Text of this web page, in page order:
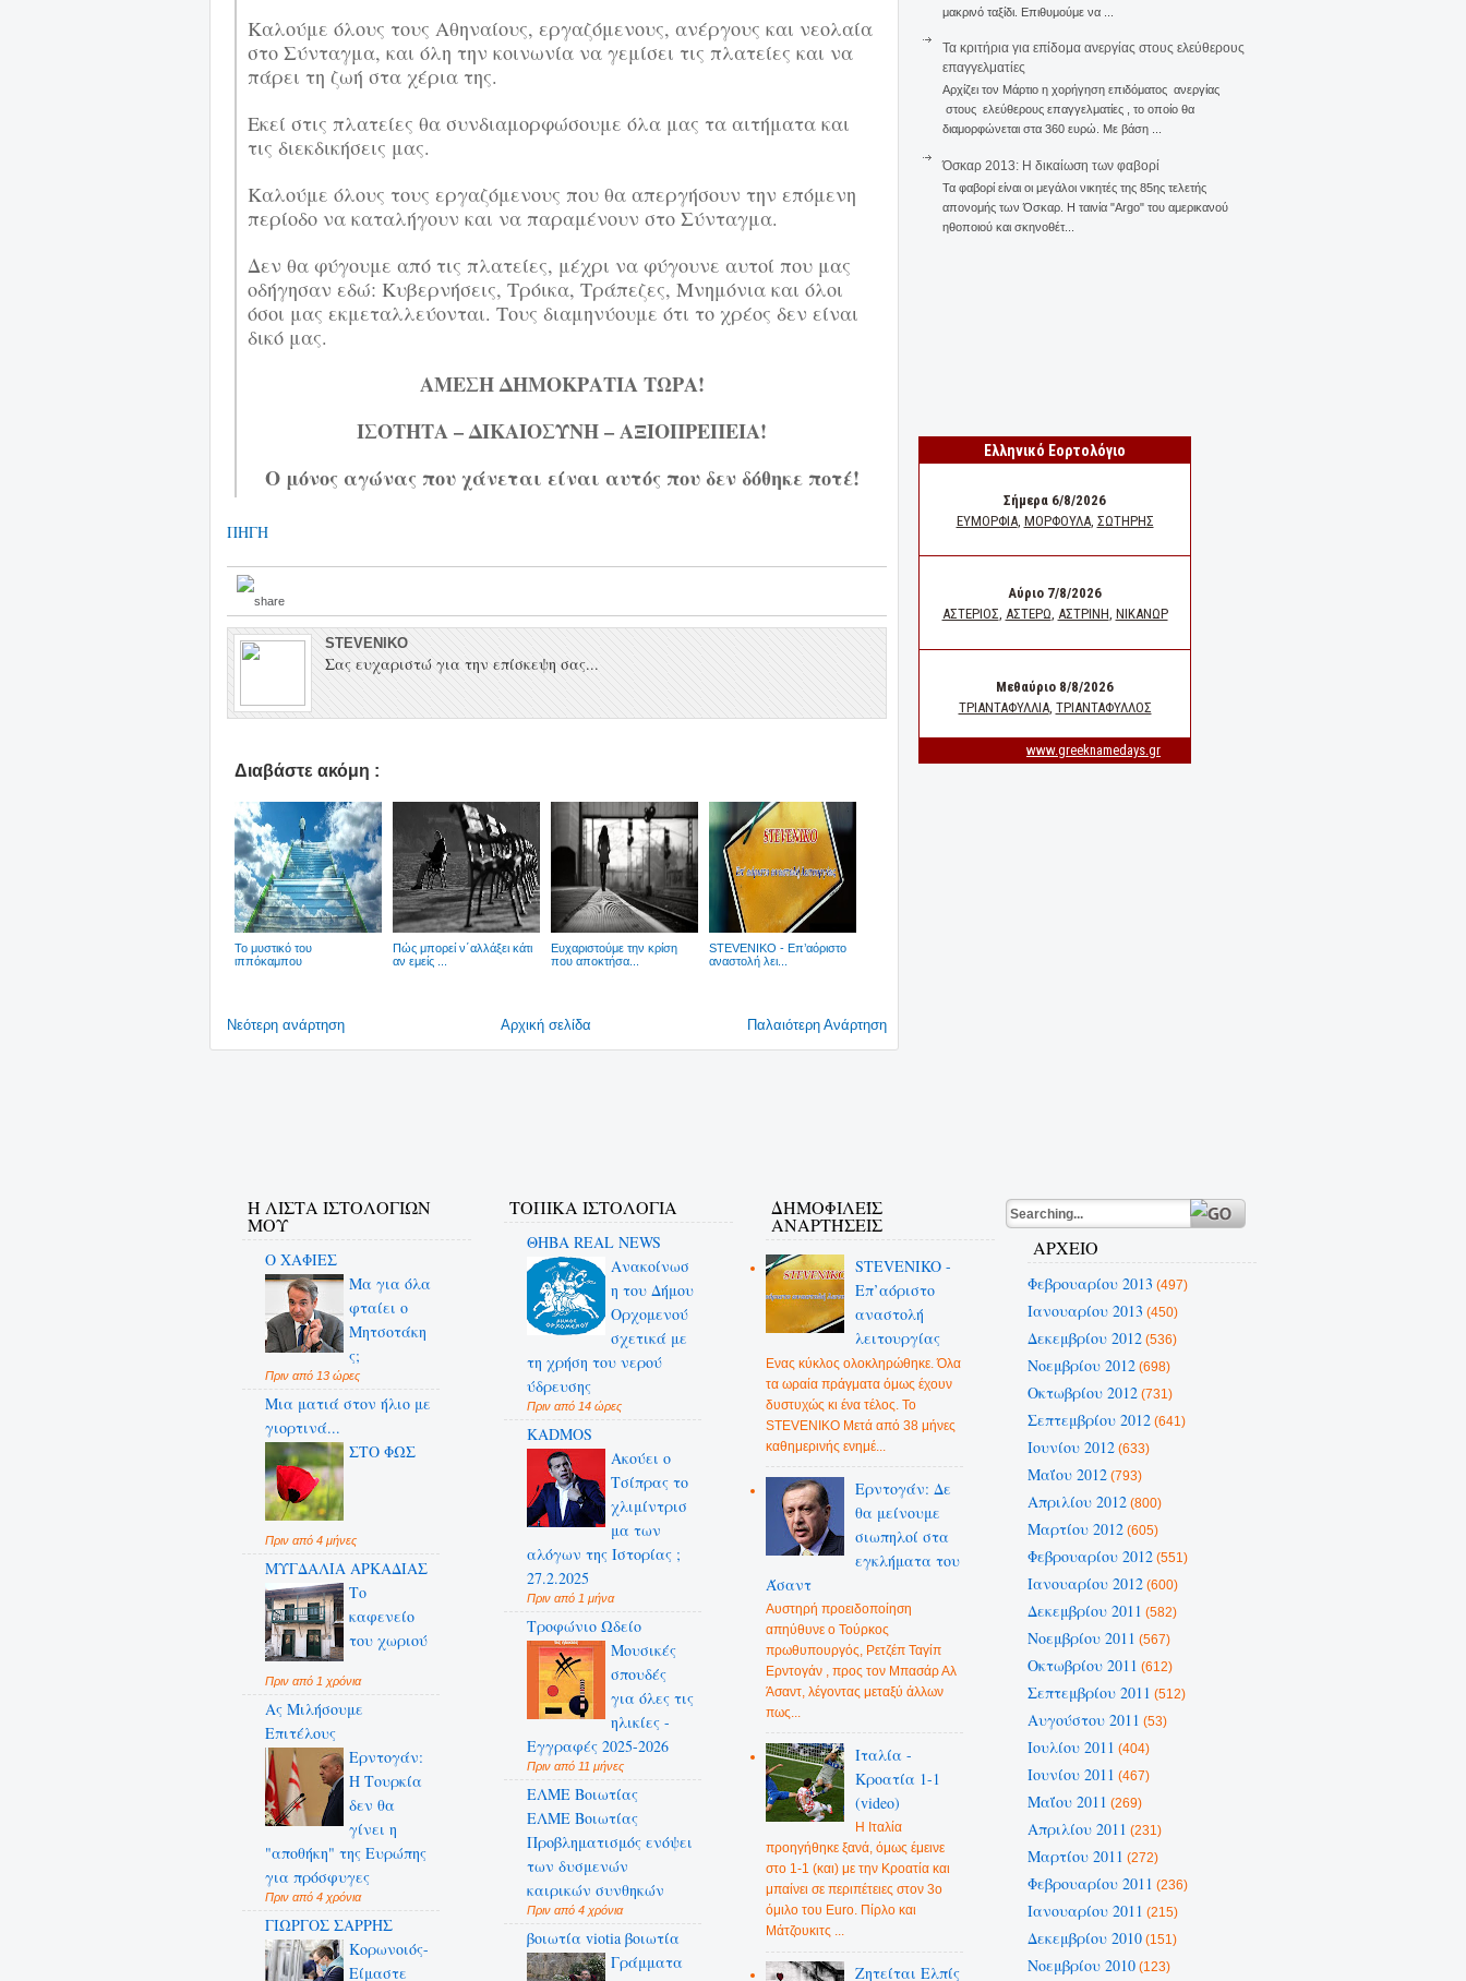
Καλούμε όλους τους Αθηναίους, εργαζόμενους, ανέργους και νεολαία
στο Σύνταγμα, και όλη την κοινωνία να γεμίσει τις πλατείες και να
πάρει τη ζωή στα χέρια της.
Εκεί στις πλατείες θα συνδιαμορφώσουμε όλα μας τα αιτήματα και
τις διεκδικήσεις μας.
Καλούμε όλους τους εργαζόμενους που θα απεργήσουν την επόμενη
περίοδο να καταλήγουν και να παραμένουν στο Σύνταγμα.
Δεν θα φύγουμε από τις πλατείες, μέχρι να φύγουνε αυτοί που μας
οδήγησαν εδώ: Κυβερνήσεις, Τρόικα, Τράπεζες, Μνημόνια και όλοι
όσοι μας εκμεταλλεύονται. Τους διαμηνύουμε ότι το χρέος δεν είναι
δικό μας.
ΑΜΕΣΗ ΔΗΜΟΚΡΑΤΙΑ ΤΩΡΑ!
ΙΣΟΤΗΤΑ – ΔΙΚΑΙΟΣΥΝΗ – ΑΞΙΟΠΡΕΠΕΙΑ!
Ο μόνος αγώνας που χάνεται είναι αυτός που δεν δόθηκε ποτέ!
ΠΗΓΗ
STEVENIKO
Σας ευχαριστώ για την επίσκεψη σας...
Διαβάστε ακόμη :
Το μυστικό του
ιππόκαμπου
Πώς μπορεί ν΄αλλάξει κάτι
αν εμείς ...
Ευχαριστούμε την κρίση
που αποκτήσα...
STEVENIKO - Επ’αόριστο
αναστολή λει...
Νεότερη ανάρτηση Παλαιότερη Ανάρτηση
Αρχική σελίδα
μακρινό ταξίδι. Επιθυμούμε να ...
Τα κριτήρια για επίδομα ανεργίας στους ελεύθερους
επαγγελματίες
Αρχίζει τον Μάρτιο η χορήγηση επιδόματος ανεργίας
στους ελεύθερους επαγγελματίες , το οποίο θα
διαμορφώνεται στα 360 ευρώ. Με βάση ...
Όσκαρ 2013: Η δικαίωση των φαβορί
Τα φαβορί είναι οι μεγάλοι νικητές της 85ης τελετής
απονομής των Όσκαρ. Η ταινία "Αrgo" του αμερικανού
ηθοποιού και σκηνοθέτ...
Η ΛΙΣΤΑ ΙΣΤΟΛΟΓΙΩΝ
ΜΟΥ
Ο ΧΑΦΙΕΣ
Μα για όλα
φταίει ο
Μητσοτάκη
ς;
Πριν από 13 ώρες
Μια ματιά στον ήλιο με
γιορτινά...
ΣΤΟ ΦΩΣ
Πριν από 4 μήνες
ΜΥΓΔΑΛΙΑ ΑΡΚΑΔΙΑΣ
Το
καφενείο
του χωριού
Πριν από 1 χρόνια
Ας Μιλήσουμε
Επιτέλους
Ερντογάν:
Η Τουρκία
δεν θα
γίνει η
"αποθήκη" της Ευρώπης
για πρόσφυγες
Πριν από 4 χρόνια
ΓΙΩΡΓΟΣ ΣΑΡΡΗΣ
Κορωνοιός-
Είμαστε
ΤΟΠΙΚΑ ΙΣΤΟΛΟΓΙΑ
ΘΗΒΑ REAL NEWS
Ανακοίνωσ
η του Δήμου
Ορχομενού
σχετικά με
τη χρήση του νερού
ύδρευσης
Πριν από 14 ώρες
KADMOS
Ακούει ο
Τσίπρας το
χλιμίντρισ
μα των
αλόγων της Ιστορίας ;
27.2.2025
Πριν από 1 μήνα
Τροφώνιο Ωδείο
Mουσικές
σπουδές
για όλες τις
ηλικίες -
Εγγραφές 2025-2026
Πριν από 11 μήνες
ΕΛΜΕ Βοιωτίας
ΕΛΜΕ Βοιωτίας
Προβληματισμός ενόψει
των δυσμενών
καιρικών συνθηκών
Πριν από 4 χρόνια
βοιωτία viotia βοιωτία
Γράμματα
ΔΗΜΟΦΙΛΕΊΣ
ΑΝΑΡΤΉΣΕΙΣ
STEVENIKO -
Επ’αόριστο
αναστολή
λειτουργίας
Ενας κύκλος ολοκληρώθηκε. Όλα
τα ωραία πράγματα όμως έχουν
δυστυχώς κι ένα τέλος. Το
STEVENIKO Μετά από 38 μήνες
καθημερινής ενημέ...
Ερντογάν: Δε
θα μείνουμε
σιωπηλοί στα
εγκλήματα του
Άσαντ
Αυστηρή προειδοποίηση
απηύθυνε ο Τούρκος
πρωθυπουργός, Ρετζέπ Ταγίπ
Ερντογάν , προς τον Μπασάρ Αλ
Άσαντ, λέγοντας μεταξύ άλλων
πως...
Ιταλία -
Κροατία 1-1
(video)
Η Ιταλία
προηγήθηκε ξανά, όμως έμεινε
στο 1-1 (και) με την Κροατία και
μπαίνει σε περιπέτειες στον 3ο
όμιλο του Euro. Πίρλο και
Μάτζουκιτς ...
Ζητείται Ελπίς
ΑΡΧΕΙΟ
Φεβρουαρίου 2013 (497)
Ιανουαρίου 2013 (450)
Δεκεμβρίου 2012(536)
Νοεμβρίου 2012(698)
Οκτωβρίου 2012(731)
Σεπτεμβρίου 2012(641)
Ιουνίου 2012(633)
Μαΐου 2012(793)
Απριλίου 2012(800)
Μαρτίου 2012(605)
Φεβρουαρίου 2012(551)
Ιανουαρίου 2012(600)
Δεκεμβρίου 2011 (582)
Νοεμβρίου 2011 (567)
Οκτωβρίου 2011 (612)
Σεπτεμβρίου 2011 (512)
Αυγούστου 2011 (53)
Ιουλίου 2011 (404)
Ιουνίου 2011 (467)
Μαΐου 2011 (269)
Απριλίου 2011 (231)
Μαρτίου 2011 (272)
Φεβρουαρίου 2011 (236)
Ιανουαρίου 2011 (215)
Δεκεμβρίου 2010(151)
Νοεμβρίου 2010(123)